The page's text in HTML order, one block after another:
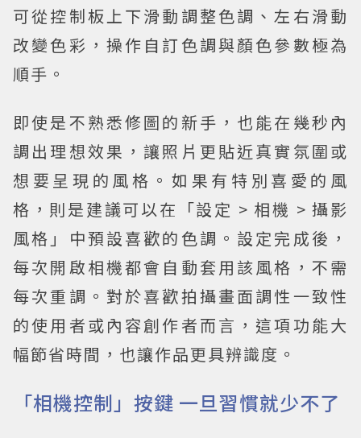
可從控制板上下滑動調整色調、左右滑動
改變色彩，操作自訂色調與顏色參數極為
順手。
即使是不熟悉修圖的新手，也能在幾秒內
調出理想效果，讓照片更貼近真實氛圍或
想要呈現的風格。如果有特別喜愛的風
格，則是建議可以在「設定 > 相機 > 攝影
風格」中預設喜歡的色調。設定完成後，
每次開啟相機都會自動套用該風格，不需
每次重調。對於喜歡拍攝畫面調性一致性
的使用者或內容創作者而言，這項功能大
幅節省時間，也讓作品更具辨識度。
「相機控制」按鍵 一旦習慣就少不了